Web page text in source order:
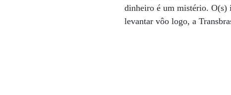
dinheiro é um mistério. O(s)
levantar vôo logo, a